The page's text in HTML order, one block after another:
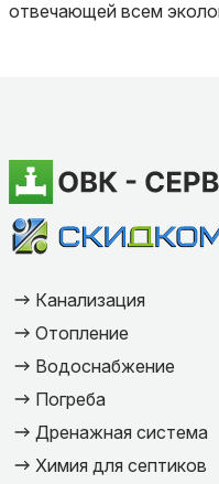
отвечающей всем
Канализация
Отопление
Водоснабжение
Погреба
Дренажная система
Химия для септиков